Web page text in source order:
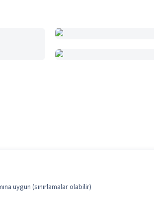
uygun (sınırlamalar olabilir)